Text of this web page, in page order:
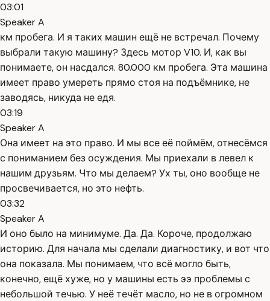
03:01
Speaker A
км пробега. И я таких машин ещё не встречал. Почему
выбрали такую машину? Здесь мотор V10. И, как вы
понимаете, он насдался. 80.000 км пробега. Эта машина
имеет право умереть прямо стоя на подъёмнике, не
заводясь, никуда не едя.
03:19
Speaker A
Она имеет на это право. И мы все её поймём, отнесёмся
с пониманием без осуждения. Мы приехали в левел к
нашим друзьям. Что мы делаем? Ух ты, оно вообще не
просвечивается, но это нефть.
03:32
Speaker A
И оно было на минимуме. Да. Да. Короче, продолжаю
историю. Для начала мы сделали диагностику, и вот что
она показала. Мы понимаем, что всё могло быть,
конечно, ещё хуже, но у машины есть ээ проблемы с
небольшой течью. У неё течёт масло, но не в огромном